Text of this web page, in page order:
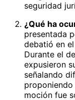
seguridad
¿Qué ha
presentada
debatió en
Durante el
expusieron
señalando
moción fue